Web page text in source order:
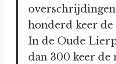
honderd keer de
In de Oude
dan 300 keer